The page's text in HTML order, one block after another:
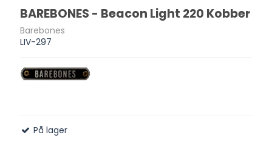
BAREBONES - Beacon Light 220 Kobber
Barebones
LIV-297
På lager